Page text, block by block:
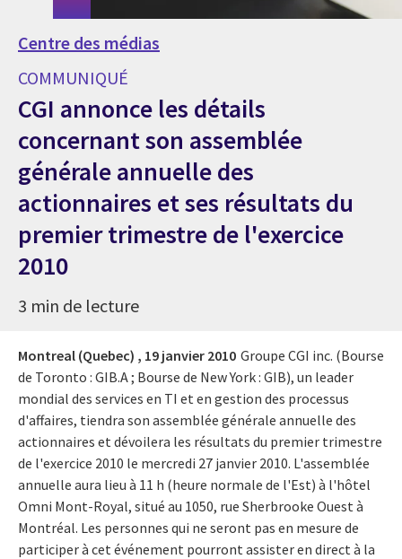
Centre des médias
COMMUNIQUÉ
CGI annonce les détails
concernant son assemblée
générale annuelle des
actionnaires et ses résultats du
premier trimestre de l'exercice
2010
3 min de lecture
Montreal (Quebec) , 19 janvier 2010 Groupe CGI inc. (Bourse
de Toronto : GIB.A ; Bourse de New York : GIB), un leader
mondial des services en TI et en gestion des processus
d'affaires, tiendra son assemblée générale annuelle des
actionnaires et dévoilera les résultats du premier trimestre
de l'exercice 2010 le mercredi 27 janvier 2010. L'assemblée
annuelle aura lieu à 11 h (heure normale de l'Est) à l'hôtel
Omni Mont-Royal, situé au 1050, rue Sherbrooke Ouest à
Montréal. Les personnes qui ne seront pas en mesure de
participer à cet événement pourront assister en direct à la